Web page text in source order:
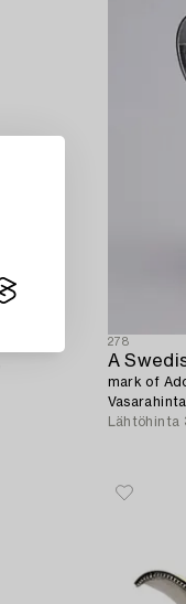
278
mark of
Vasarahinta
Lähtöhinta